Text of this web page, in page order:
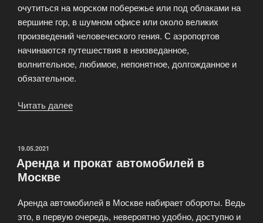
очутиться на морском побережье или под облаками на
вершине гор, в шумном офисе или около великих
произведений человеческого гения. С аэропортов
начинаются путешествия в неизведанное,
волнительное, любимое, непонятное, долгожданное и
обязательное.
Читать далее
ОПУБЛИКОВАНО
19.05.2021
Аренда и прокат автомобилей в
Москве
Аренда автомобилей в Москве набирает обороты. Ведь
это, в первую очередь, невероятно удобно, доступно и